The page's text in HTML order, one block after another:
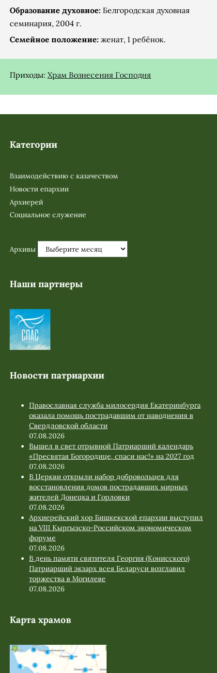
Образование духовное: Белгородская духовная
семинария, 2004 г.
Семейное положение: женат, 1 ребёнок.
Приходы: Храм Вознесения Господня
Категории
Взаимодействию с казачеством
Новости епархии
Архиерей
Социальное служение
Архивы
Наши партнеры
Новости патриархии
Православная служба милосердия Екатеринбурга
оказала помощь пострадавшим от наводнения в
Свердловской области
07.08.2026
Вышел в свет отрывной Патриарший календарь
«Пресвятая Богородице, спаси нас!» на 2027 год
07.08.2026
В Церкви открыли набор добровольцев для
восстановления домов пострадавших мирных
жителей Донецка и Горловки
07.08.2026
Архиерейский хор Бишкекской епархии выступил
на VIII Кыргызско-Российском экономическом
форуме
07.08.2026
В день памяти святителя Георгия (Конисского)
Патриарший экзарх всея Беларуси возглавил
торжества в Могилеве
07.08.2026
Карта храмов